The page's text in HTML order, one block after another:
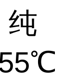
纯